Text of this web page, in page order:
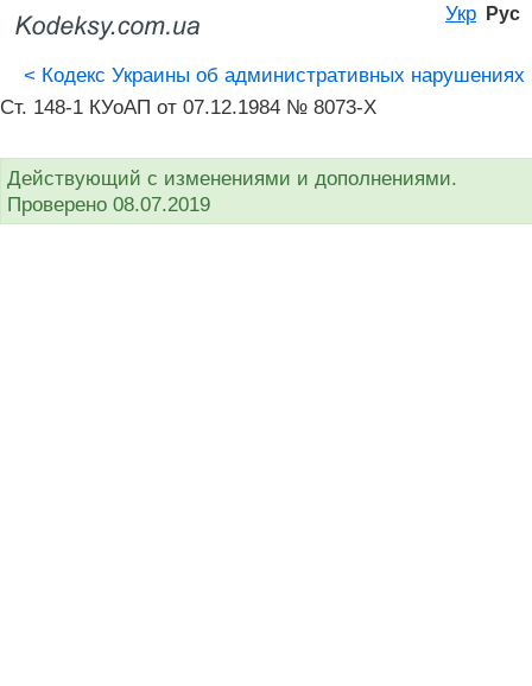
Укр Рус
< Кодекс Украины об административных нарушениях
Ст. 148-1 КУоАП от 07.12.1984 № 8073-X
Действующий с изменениями и дополнениями.
Проверено 08.07.2019